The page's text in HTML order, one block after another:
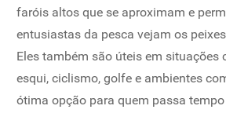
faróis altos que se aproximam e
entusiastas da pesca vejam os
Eles também são úteis em situações
esqui, ciclismo, golfe e ambientes
ótima opção para quem passa